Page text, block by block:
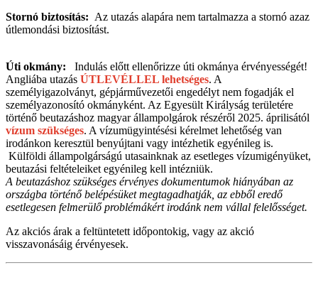
Stornó biztosítás: Az utazás alapára nem tartalmazza a stornó azaz
útlemondási biztosítást.
Úti okmány:
Indulás előtt ellenőrizze úti okmánya érvényességét!
Angliába utazás ÚTLEVÉLLEL lehetséges. A
személyigazolványt, gépjárművezetői engedélyt nem fogadják el
személyazonosító okmányként. Az Egyesült Királyság területére
történő beutazáshoz magyar állampolgárok részéről 2025. áprilisától
vízum szükséges. A vízumügyintésési kérelmet lehetőség van
irodánkon keresztül benyújtani vagy intézhetik egyénileg is.
Külföldi állampolgárságú utasainknak az esetleges vízumigényüket,
beutazási feltételeiket egyénileg kell intézniük.
A beutazáshoz szükséges érvényes dokumentumok hiányában az
országba történő belépésüket megtagadhatják, az ebből eredő
esetlegesen felmerülő problémákért irodánk nem vállal felelősséget.
Az akciós árak a feltüntetett időpontokig, vagy az akció
visszavonásáig érvényesek.